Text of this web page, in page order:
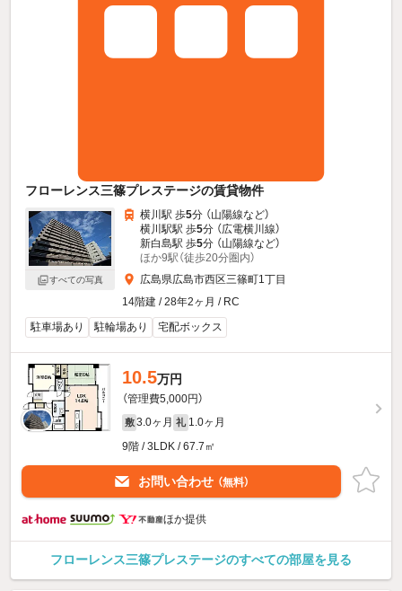
フローレンス三篠プレステージの賃貸物件
すべての写真
横川駅 歩5分 （山陽線など）
横川駅駅 歩5分 （広電横川線）
新白島駅 歩5分 （山陽線など）
ほか9駅（徒歩20分圏内）
広島県広島市西区三篠町1丁目
14階建 / 28年2ヶ月 / RC
駐車場あり
駐輪場あり 宅配ボックス
10.5万円
（管理費5,000円）
敷 3.0ヶ月 礼 1.0ヶ月
9階 / 3LDK / 67.7㎡
お問い合わせ （無料）
ほか提供
フローレンス三篠プレステージのすべての部屋を見る